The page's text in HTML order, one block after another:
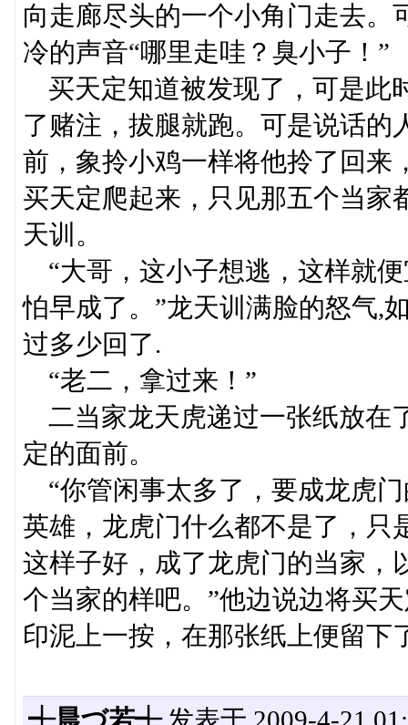
向走廊尽头的一个小角门走去。
冷的声音“哪里走哇？臭小子！”
买天定知道被发现了，可是此
了赌注，拔腿就跑。可是说话的
前，象拎小鸡一样将他拎了回来
买天定爬起来，只见那五个当家
天训。
“大哥，这小子想逃，这样就
怕早成了。”龙天训满脸的怒气,
过多少回了.
“老二，拿过来！”
二当家龙天虎递过一张纸放在
定的面前。
“你管闲事太多了，要成龙虎
英雄，龙虎门什么都不是了，只
这样子好，成了龙虎门的当家，
个当家的样吧。”他边说边将买
印泥上一按，在那张纸上便留下